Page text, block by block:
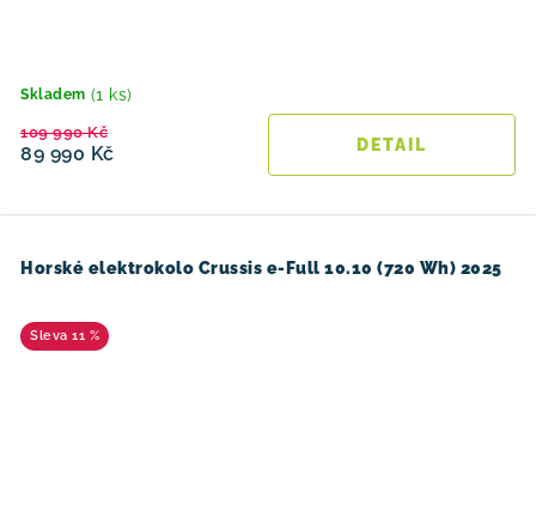
Skladem (1 ks)
89 990 Kč
109 990 Kč
Horské elektrokolo Crussis e-Full 10.10 (720 Wh) 2025
11 %